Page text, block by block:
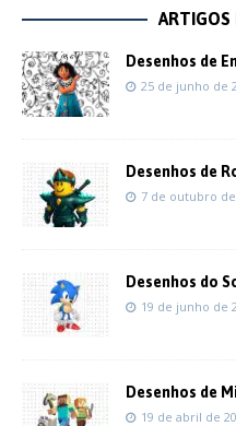
ARTIGOS
Desenhos de
25 de junho de
Desenhos de
7 de outubro
Desenhos do
19 de junho de
Desenhos de
19 de abril de